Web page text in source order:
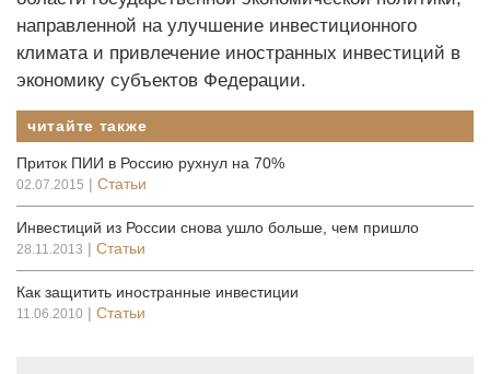
направленной на улучшение инвестиционного
климата и привлечение иностранных инвестиций в
экономику субъектов Федерации.
читайте также
Приток ПИИ в Россию рухнул на 70%
02.07.2015 | Статьи
Инвестиций из России снова ушло больше, чем пришло
28.11.2013 | Статьи
Как защитить иностранные инвестиции
11.06.2010 | Статьи